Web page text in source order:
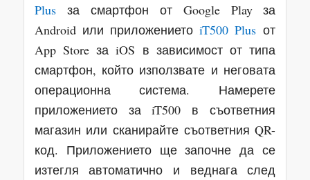
Plusза смартфон от Google Play за
Android или приложениетоiT500 Plus от
App Store за iOS в зависимост от типа
смартфон, който използвате и неговата
операционна система. Намерете
приложението за iT500 в съответния
магазин или сканирайте съответния QR-
код. Приложението ще започне да се
изтегля автоматично и веднага след